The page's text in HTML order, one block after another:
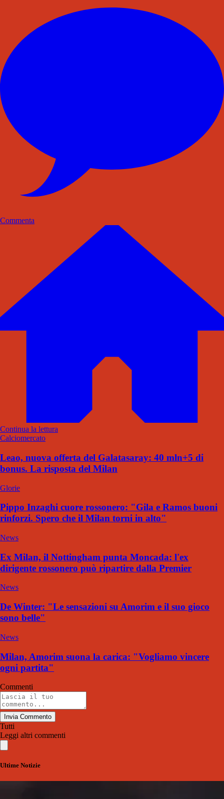
Commenta
Continua la lettura
Calciomercato
Leao, nuova offerta del Galatasaray: 40 mln+5 di
bonus. La risposta del Milan
Glorie
Pippo Inzaghi cuore rossonero: "Gila e Ramos buoni
rinforzi. Spero che il Milan torni in alto"
News
Ex Milan, il Nottingham punta Moncada: l'ex
dirigente rossonero può ripartire dalla Premier
News
De Winter: "Le sensazioni su Amorim e il suo gioco
sono belle"
News
Milan, Amorim suona la carica: "Vogliamo vincere
ogni partita"
Commenti
Invia Commento
Tutti
Leggi altri commenti
Ultime Notizie